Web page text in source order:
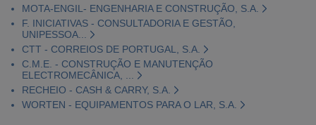
MOTA-ENGIL- ENGENHARIA E CONSTRUÇÃO, S.A.
F. INICIATIVAS - CONSULTADORIA E GESTÃO,
UNIPESSOA...
CTT - CORREIOS DE PORTUGAL, S.A.
C.M.E. - CONSTRUÇÃO E MANUTENÇÃO
ELECTROMECÂNICA, ...
RECHEIO - CASH & CARRY, S.A.
WORTEN - EQUIPAMENTOS PARA O LAR, S.A.